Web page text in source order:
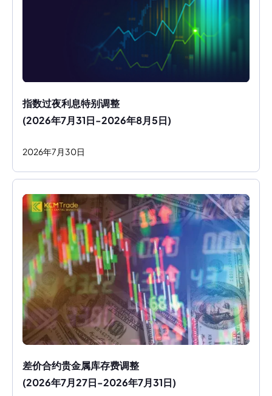
指数过夜利息特别调整
(2026年7月31日-2026年8月5日)
2026年7 月 30日
差价合约贵金属库存费调整
(2026年7月27日-2026年7月31日)